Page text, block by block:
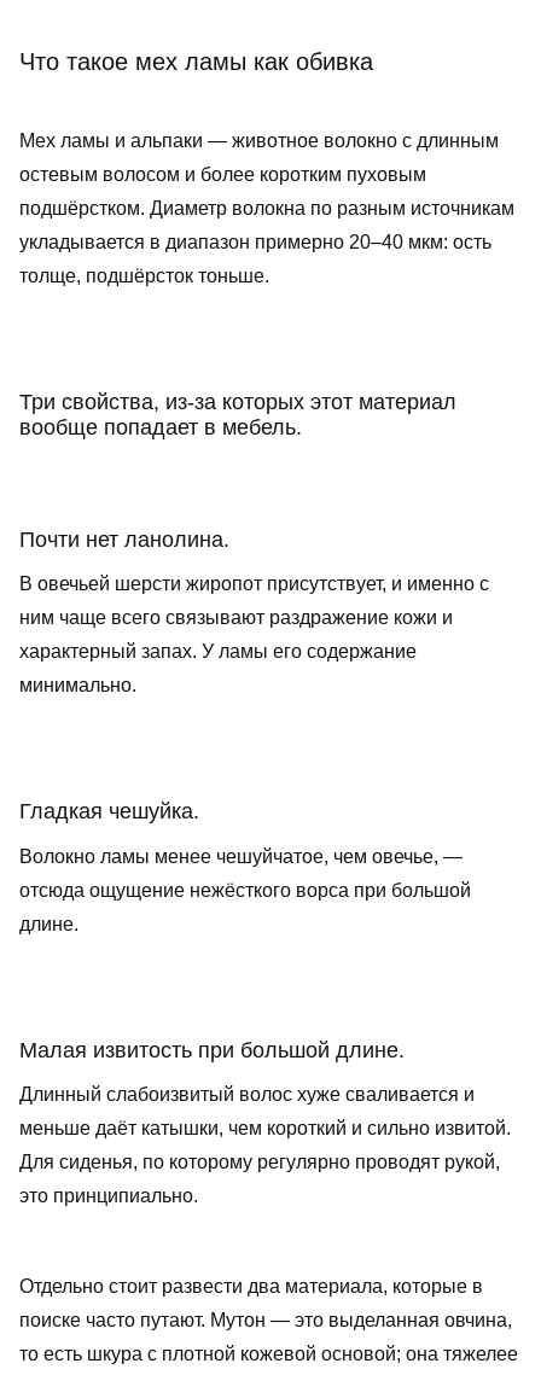
Что такое мех ламы как обивка
Мех ламы и альпаки — животное волокно с длинным
остевым волосом и более коротким пуховым
подшёрстком. Диаметр волокна по разным источникам
укладывается в диапазон примерно 20–40 мкм: ость
толще, подшёрсток тоньше.
Три свойства, из-за которых этот материал
вообще попадает в мебель.
Почти нет ланолина.
В овечьей шерсти жиропот присутствует, и именно с
ним чаще всего связывают раздражение кожи и
характерный запах. У ламы его содержание
минимально.
Гладкая чешуйка.
Волокно ламы менее чешуйчатое, чем овечье, —
отсюда ощущение нежёсткого ворса при большой
длине.
Малая извитость при большой длине.
Длинный слабоизвитый волос хуже сваливается и
меньше даёт катышки, чем короткий и сильно извитой.
Для сиденья, по которому регулярно проводят рукой,
это принципиально.
Отдельно стоит развести два материала, которые в
поиске часто путают. Мутон — это выделанная овчина,
то есть шкура с плотной кожевой основой; она тяжелее